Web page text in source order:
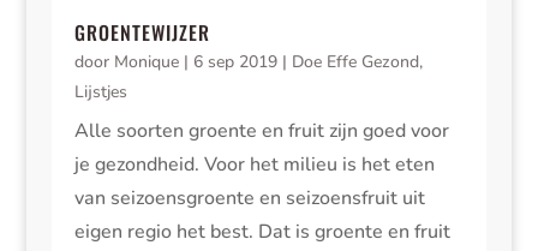
GROENTEWIJZER
door Monique| 6 sep 2019| Doe Effe Gezond,
Lijstjes
Alle soorten groente en fruit zijn goed voor
je gezondheid. Voor het milieu is het eten
van seizoensgroente en seizoensfruit uit
eigen regio het best. Dat is groente en fruit